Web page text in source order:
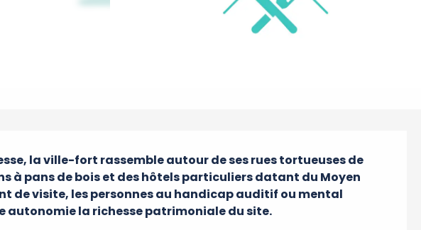
la ville-fort rassemble autour de ses rues tortueuses de
à pans de bois et des hôtels particuliers datant du Moyen
de visite, les personnes au handicap auditif ou mental
autonomie la richesse patrimoniale du site.